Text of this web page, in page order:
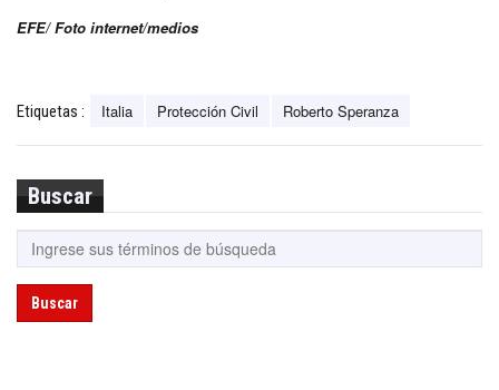
EFE/ Foto internet/medios
Etiquetas : Italia Protección Civil Roberto Speranza
Buscar
Buscar